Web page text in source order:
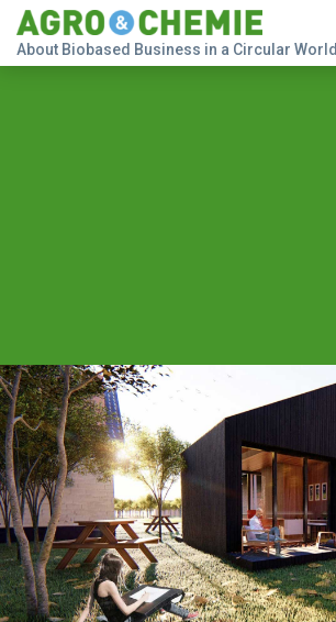
About Biobased Business in a Circular World